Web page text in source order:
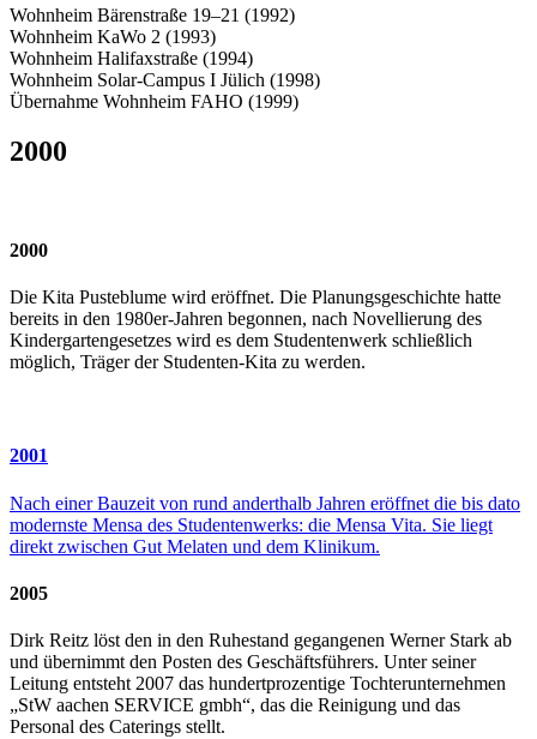
Wohnheim Bärenstraße 19–21 (1992)
Wohnheim KaWo 2 (1993)
Wohnheim Halifaxstraße (1994)
Wohnheim Solar-Campus I Jülich (1998)
Übernahme Wohnheim FAHO (1999)
2000
2000
Die Kita Pusteblume wird eröffnet. Die Planungsgeschichte hatte
bereits in den 1980er-Jahren begonnen, nach Novellierung des
Kindergartengesetzes wird es dem Studentenwerk schließlich
möglich, Träger der Studenten-Kita zu werden.
2001
Nach einer Bauzeit von rund anderthalb Jahren eröffnet die bis dato
modernste Mensa des Studentenwerks: die Mensa Vita. Sie liegt
direkt zwischen Gut Melaten und dem Klinikum.
2005
Dirk Reitz löst den in den Ruhestand gegangenen Werner Stark ab
und übernimmt den Posten des Geschäftsführers. Unter seiner
Leitung entsteht 2007 das hundertprozentige Tochterunternehmen
„StW aachen SERVICE gmbh“, das die Reinigung und das
Personal des Caterings stellt.